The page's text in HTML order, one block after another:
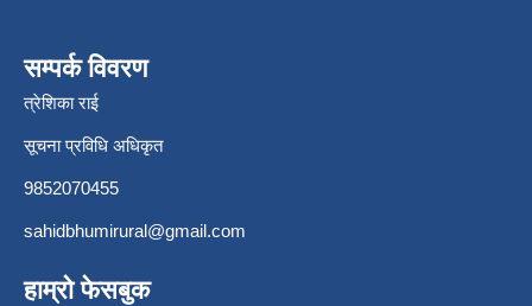
सम्पर्क विवरण
त्रेशिका राई
सूचना प्रविधि अधिकृत
9852070455
sahidbhumirural@gmail.com
हाम्रो फेसबुक